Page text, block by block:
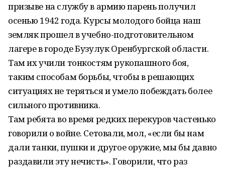
призыве на службу в армию парень получил
осенью 1942 года. Курсы молодого бойца наш
земляк прошел в учебно-подготовительном
лагере в городе Бузулук Оренбургской области.
Там их учили тонкостям рукопашного боя,
таким способам борьбы, чтобы в решающих
ситуациях не теряться и умело побеждать более
сильного противника.
Там ребята во время редких перекуров частенько
говорили о войне. Сетовали, мол, «если бы нам
дали танки, пушки и другое оружие, мы бы давно
раздавили эту нечисть». Говорили, что раз